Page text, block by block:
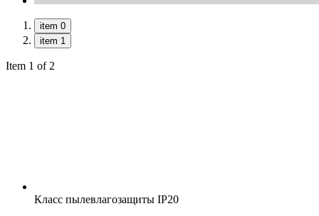
item 0
item 1
Item 1 of 2
Класс пылевлагозащиты IP20